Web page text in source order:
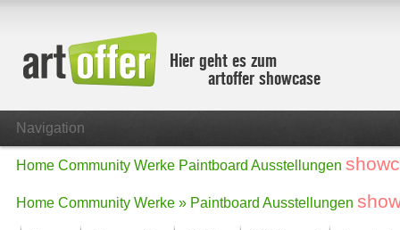
Hier geht es zum
artoffer showcase
Navigation
Home Community Werke Paintboard Ausstellungen
Home Community Werke » Paintboard Ausstellungen